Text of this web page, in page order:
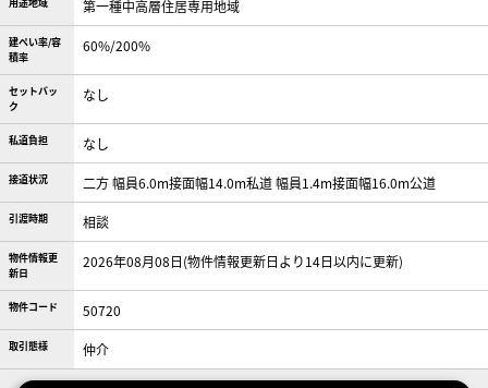
用途地域 第一種中高層住居専用地域
建ぺい率/容
積率
60%/200%
セットバッ
ク
なし
私道負担 なし
接道状況 二方 幅員6.0m接面幅14.0m私道 幅員1.4m接面幅16.0m公道
引渡時期 相談
物件情報更
新日
2026年08月08日(物件情報更新日より14日以内に更新)
物件コード 50720
取引態様 仲介